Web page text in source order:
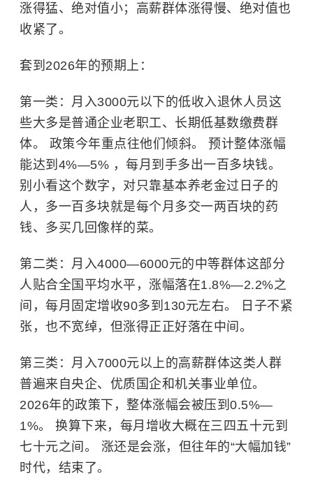
涨得猛、绝对值小；高薪群体涨得慢、绝对值也
收紧了。
套到2026年的预期上：
第一类：月入3000元以下的低收入退休人员这
些大多是普通企业老职工、长期低基数缴费群
体。 政策今年重点往他们倾斜。 预计整体涨幅
能达到4%—5% ，每月到手多出一百多块钱。
别小看这个数字，对只靠基本养老金过日子的
人，多一百多块就是每个月多交一两百块的药
钱、多买几回像样的菜。
第二类：月入4000—6000元的中等群体这部分
人贴合全国平均水平，涨幅落在1.8%—2.2%之
间，每月固定增收90多到130元左右。 日子不紧
张，也不宽绰，但涨得正正好落在中间。
第三类：月入7000元以上的高薪群体这类人群
普遍来自央企、优质国企和机关事业单位。
2026年的政策下，整体涨幅会被压到0.5%—
1%。 换算下来，每月增收大概在三四五十元到
七十元之间。 涨还是会涨，但往年的“大幅加钱”
时代，结束了。